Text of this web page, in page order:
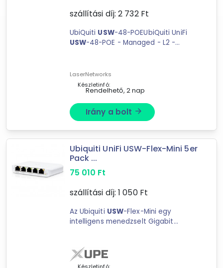
Forgalmazók
szállítási díj: 2 732Ft
UbiQuiti USW-48-POEUbiQuiti UniFi
USW-48-POE - Managed - L2 -
USW-48-POE. Switch type: Managed,
LaserNetworks
Készletinfó:
Rendelhető, 2 nap
Irány a bolt arrow_forward
Ubiquiti UniFi USW-Flex-Mini 5er
Pack ...
75 010 Ft
szállítási díj: 1 050Ft
Az Ubiquiti USW-Flex-Mini egy
intelligens menedzselt Gigabit